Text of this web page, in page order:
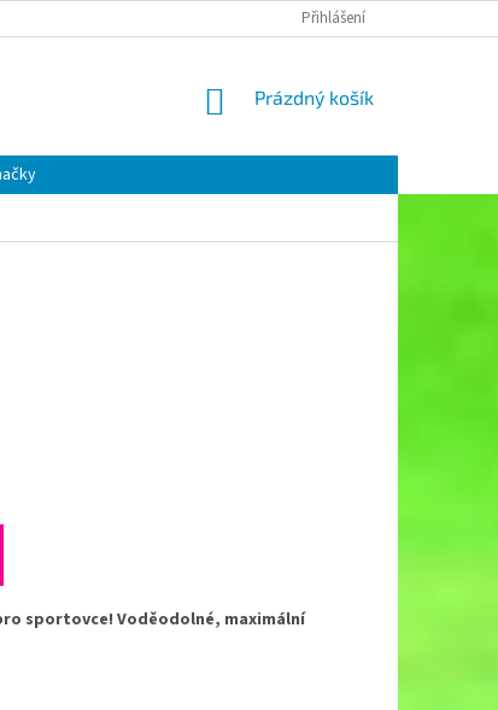
Přihlášení
NÁKUPNÍ
Prázdný košík
sportovce! Voděodolné, maximální